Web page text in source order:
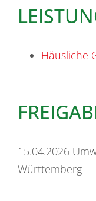
Häusliche
15.04.2026
Württemberg